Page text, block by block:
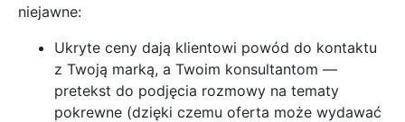
niejawne:
Ukryte ceny dają klientowi powód do kontaktu
z Twoją marką, a Twoim konsultantom —
pretekst do podjęcia rozmowy na tematy
pokrewne (dzięki czemu oferta może wydawać